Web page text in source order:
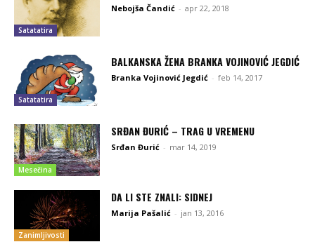
Satatatira
Nebojša Čandić - apr 22, 2018
Satatatira
BALKANSKA ŽENA BRANKA VOJINOVIĆ JEGDIĆ
Branka Vojinović Jegdić - feb 14, 2017
Mesečina
SRĐAN ĐURIĆ – TRAG U VREMENU
Srđan Đurić - mar 14, 2019
Zanimljivosti
DA LI STE ZNALI: SIDNEJ
Marija Pašalić - jan 13, 2016